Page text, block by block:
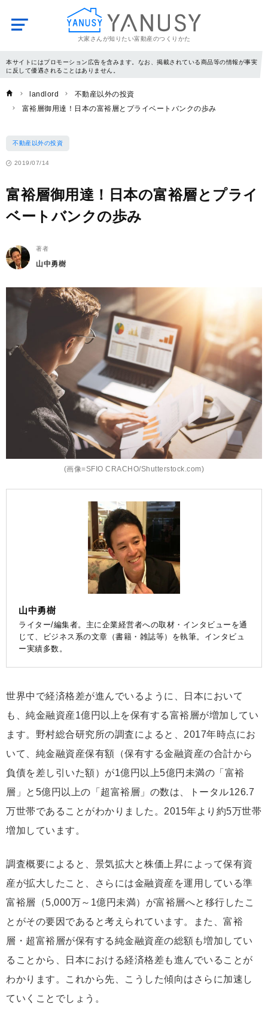
大家さんが知りたい富動産のつくりかた
YANUSY
本サイトにはプロモーション広告を含みます。なお、掲載されている商品等の情報が事実
に反して優遇されることはありません。
landlord
不動産以外の投資
富裕層御用達！日本の富裕層とプライベートバンクの歩み
不動産以外の投資
2019/07/14
富裕層御用達！日本の富裕層とプライ
ベートバンクの歩み
著者
山中勇樹
(画像=SFIO CRACHO/Shutterstock.com)
山中勇樹
ライター/編集者。主に企業経営者への取材・インタビューを通
じて、ビジネス系の文章（書籍・雑誌等）を執筆。インタビュ
ー実績多数。
世界中で経済格差が進んでいるように、日本において
も、純金融資産1億円以上を保有する富裕層が増加してい
ます。野村総合研究所の調査によると、2017年時点にお
いて、純金融資産保有額（保有する金融資産の合計から
負債を差し引いた額）が1億円以上5億円未満の「富裕
層」と5億円以上の「超富裕層」の数は、トータル126.7
万世帯であることがわかりました。2015年より約5万世帯
増加しています。
調査概要によると、景気拡大と株価上昇によって保有資
産が拡大したこと、さらには金融資産を運用している準
富裕層（5,000万～1億円未満）が富裕層へと移行したこ
とがその要因であると考えられています。また、富裕
層・超富裕層が保有する純金融資産の総額も増加してい
ることから、日本における経済格差も進んでいることが
わかります。これから先、こうした傾向はさらに加速し
ていくことでしょう。